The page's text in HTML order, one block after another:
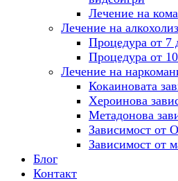
Лечение на
Лечение на
Процедура от 7
Процедура от
Лечение на
Кокаиновата
Хероинова
Метадонова
Зависимост от
Зависимост от
Блог
Контакт